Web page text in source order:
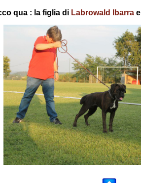
qua : la figlia di Labrowald Ibarrae